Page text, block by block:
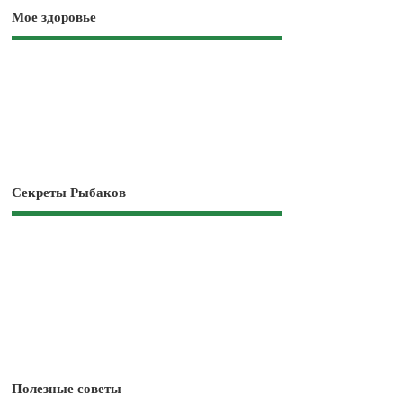
Мое здоровье
Секреты Рыбаков
Полезные советы